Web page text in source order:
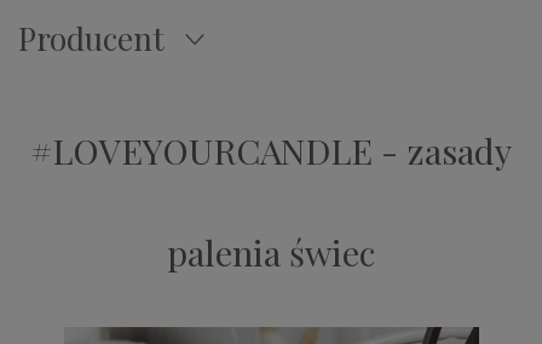
Producent
#LOVEYOURCANDLE - zasady
palenia świec